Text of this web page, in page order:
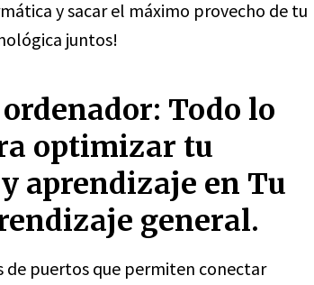
y sacar el máximo provecho de tu
juntos!
Todo lo
optimizar tu
aprendizaje en Tu
general.
de puertos que permiten conectar